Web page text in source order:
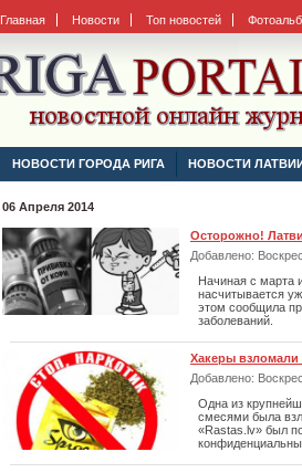
Главная Новости Топ новостей
НОВОСТИ ГОРОДА РИГА НОВОСТИ
06 Апреля 2014
Осторожно!
Добавлено:
Начиная с марта
насчитывается
этом сообщила
заболеваний.
Хакеры взломали
Добавлено:
Одна из
смесями была
«Rastas.lv» был